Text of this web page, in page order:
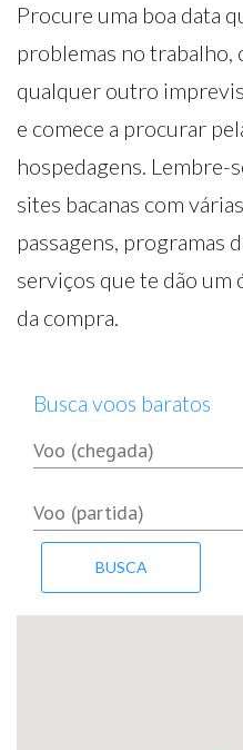
Procure uma boa data
problemas no trabalho,
qualquer outro
e comece a procurar
hospedagens. Lembre-
sites bacanas com
passagens, programas
serviços que te dão um
da compra.
Busca voos baratos